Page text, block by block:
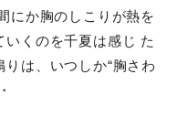
にか胸のしこりが熱を
くのを千夏は感じ た
りは、いつしか“胸さわ